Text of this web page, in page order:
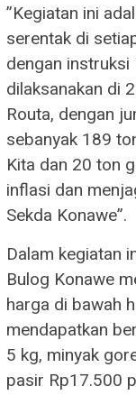
​”Kegiatan ini
serentak di
dengan instruksi
dilaksanakan di
Routa, dengan
sebanyak 189
Kita dan 20 ton
inflasi dan
Sekda Konawe”.
​Dalam kegiatan
Bulog Konawe
harga di bawah
mendapatkan
5 kg, minyak
pasir Rp17.500